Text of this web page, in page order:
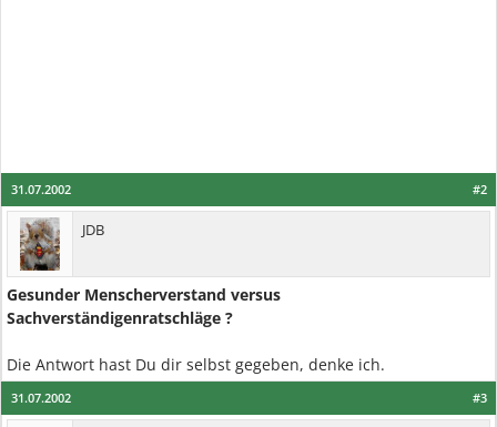
#2
31.07.2002
JDB
Gesunder Menscherverstand versus
Sachverständigenratschläge ?
Die Antwort hast Du dir selbst gegeben, denke ich.
#3
31.07.2002